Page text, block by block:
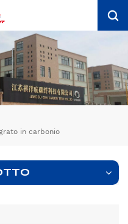
in carbonio